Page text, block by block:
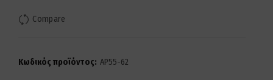
Compare
Κωδικός προϊόντος: AP55-62